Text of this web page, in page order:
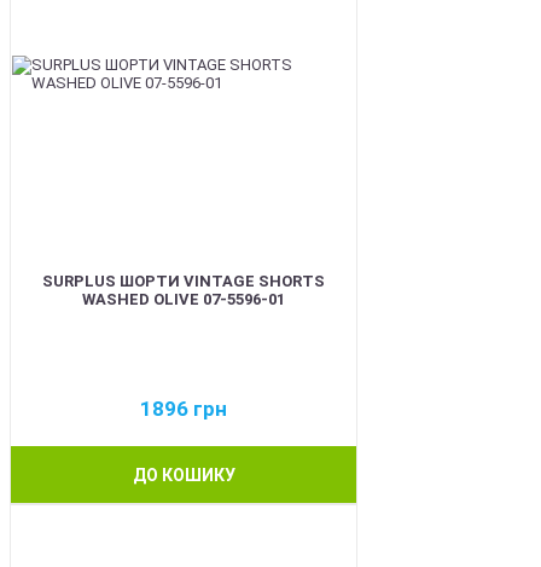
SURPLUS ШОРТИ VINTAGE SHORTS
WASHED OLIVE 07-5596-01
1896 грн
ДО КОШИКУ